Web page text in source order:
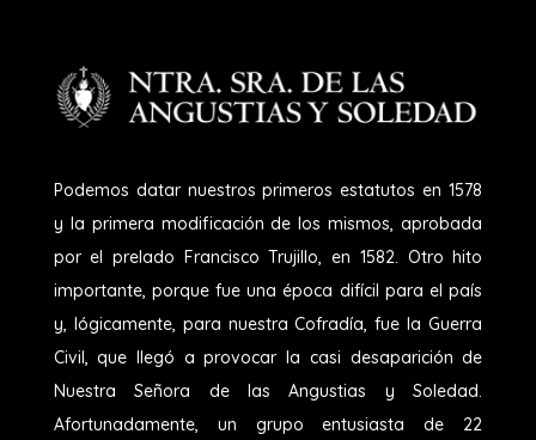
Podemos datar nuestros primeros estatutos en 1578
y la primera modificación de los mismos, aprobada
por el prelado Francisco Trujillo, en 1582. Otro hito
importante, porque fue una época difícil para el país
y, lógicamente, para nuestra Cofradía, fue la Guerra
Civil, que llegó a provocar la casi desaparición de
Nuestra Señora de las Angustias y Soledad.
Afortunadamente, un grupo entusiasta de 22